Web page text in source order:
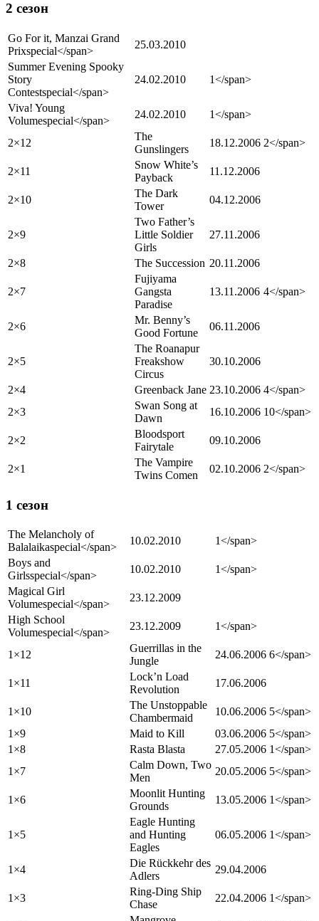
2 сезон
Go For it, Manzai Grand
Prixspecial</span>
25.03.2010
Summer Evening Spooky
Story
Contestspecial</span>
24.02.2010 1</span>
Viva! Young
Volumespecial</span>
24.02.2010 1</span>
2×12
The
Gunslingers
18.12.2006 2</span>
2×11
Snow White’s
Payback
11.12.2006
2×10
The Dark
Tower
04.12.2006
2×9
Two Father’s
Little Soldier
Girls
27.11.2006
2×8 The Succession 20.11.2006
2×7
Fujiyama
Gangsta
Paradise
13.11.2006 4</span>
2×6
Mr. Benny’s
Good Fortune
06.11.2006
2×5
The Roanapur
Freakshow
Circus
30.10.2006
2×4 Greenback Jane 23.10.2006 4</span>
2×3
Swan Song at
Dawn
16.10.2006 10</span>
2×2
Bloodsport
Fairytale
09.10.2006
2×1
The Vampire
Twins Comen
02.10.2006 2</span>
1 сезон
The Melancholy of
Balalaikaspecial</span>
10.02.2010
1</span>
Boys and
Girlsspecial</span>
10.02.2010
1</span>
Magical Girl
Volumespecial</span>
23.12.2009
High School
Volumespecial</span>
23.12.2009 1</span>
1×12
Guerrillas in the
Jungle
24.06.2006 6</span>
1×11
Lock’n Load
Revolution
17.06.2006
1×10
The Unstoppable
Chambermaid
10.06.2006 5</span>
1×9
Maid to Kill 03.06.2006 5</span>
1×8
Rasta Blasta 27.05.2006 1</span>
1×7
Calm Down, Two
Men
20.05.2006 5</span>
1×6
Moonlit Hunting
Grounds
13.05.2006 1</span>
1×5
Eagle Hunting
and Hunting
Eagles
06.05.2006 1</span>
1×4
Die Rückkehr des
Adlers
29.04.2006
1×3
Ring-Ding Ship
Chase
22.04.2006 1</span>